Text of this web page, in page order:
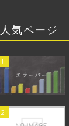
人気ページ
1
2